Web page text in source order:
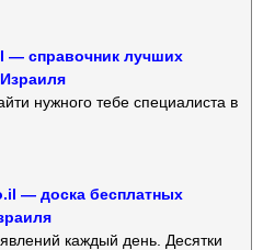
— справочник лучших
нужного тебе специалиста в
— доска бесплатных
каждый день. Десятки